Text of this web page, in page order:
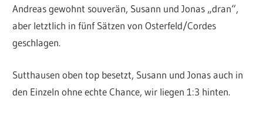
Andreas gewohnt souverän, Susann und Jonas „dran“,
aber letztlich in fünf Sätzen von Osterfeld/Cordes
geschlagen.
Sutthausen oben top besetzt, Susann und Jonas auch in
den Einzeln ohne echte Chance, wir liegen 1:3 hinten.